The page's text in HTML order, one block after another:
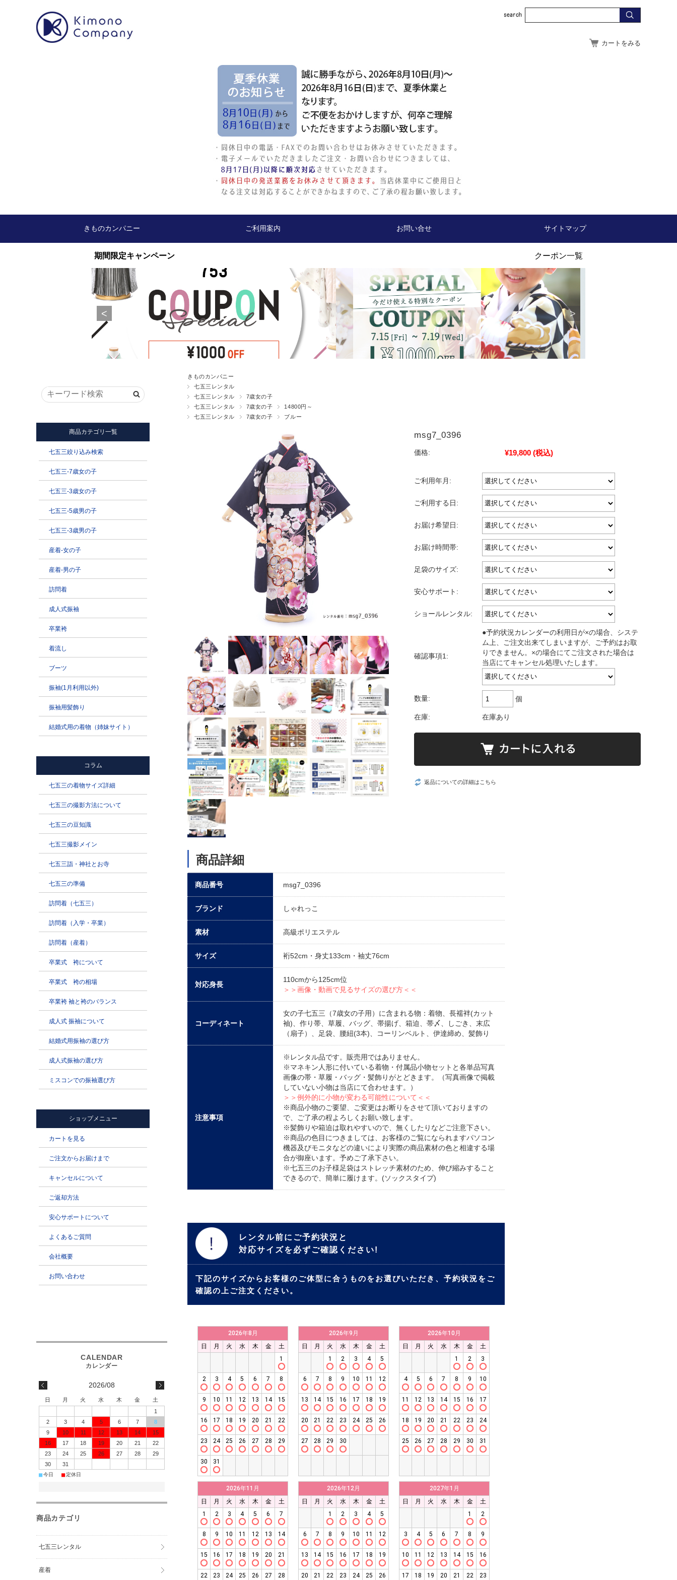
カートをみる
きものカンパニー ご利用案内 お問い合せ サイトマップ
きものカンパニー
七五三レンタル
七五三レンタル
7歳女の子
七五三レンタル
7歳女の子
14800円～
七五三レンタル
7歳女の子 ブルー
msg7_0396
価格: ¥19,800 (税込)
ご利用年月:
ご利用する日:
お届け希望日:
お届け時間帯:
足袋のサイズ:
安心サポート:
ショールレンタル:
確認事項1:
●予約状況カレンダーの利用日が×の場合、システ
ム上、ご注文出来てしまいますが、ご予約はお取
りできません。×の場合にてご注文された場合は
当店にてキャンセル処理いたします。
数量: 個
在庫: 在庫あり
返品についての詳細はこちら
商品詳細
商品番号 msg7_0396
ブランド しゃれっこ
素材 高級ポリエステル
サイズ 裄52cm・身丈133cm・袖丈76cm
対応身長
110cmから125cm位
＞＞画像・動画で見るサイズの選び方＜＜
コーディネート
女の子七五三（7歳女の子用）に含まれる物：着物、長襦袢(カット
袖)、作り帯、草履、バッグ、帯揚げ、箱迫、帯〆、しごき、末広
（扇子）、足袋、腰紐(3本)、コーリンベルト、伊達締め、髪飾り
注意事項
※レンタル品です。販売用ではありません。
※マネキン人形に付いている着物・付属品小物セットと各単品写真
画像の帯・草履・バッグ・髪飾りがとどきます。（写真画像で掲載
していない小物は当店にて合わせます。）
＞＞例外的に小物が変わる可能性について＜＜
※商品小物のご要望、ご変更はお断りをさせて頂いておりますの
で、ご了承の程よろしくお願い致します。
※髪飾りや箱迫は取れやすいので、無くしたりなどご注意下さい。
※商品の色目につきましては、お客様のご覧になられますパソコン
機器及びモニタなどの違いにより実際の商品素材の色と相違する場
合が御座います。予めご了承下さい。
※七五三のお子様足袋はストレッチ素材のため、伸び縮みすること
できるので、簡単に履けます。(ソックスタイプ)
レンタル前にご予約状況と
対応サイズを必ずご確認ください!
下記のサイズからお客様のご体型に合うものをお選びいただき、予約状況をご
確認の上ご注文ください。
2026/08
日 月 火 水 木 金
土
1
2
3 4 5 6 7
8
9
10 11 12 13 14
15
16
17 18 19 20 21
22
23
24 25 26 27 28
29
30
31
■今日 ■定休日
商品カテゴリ
七五三レンタル
産着